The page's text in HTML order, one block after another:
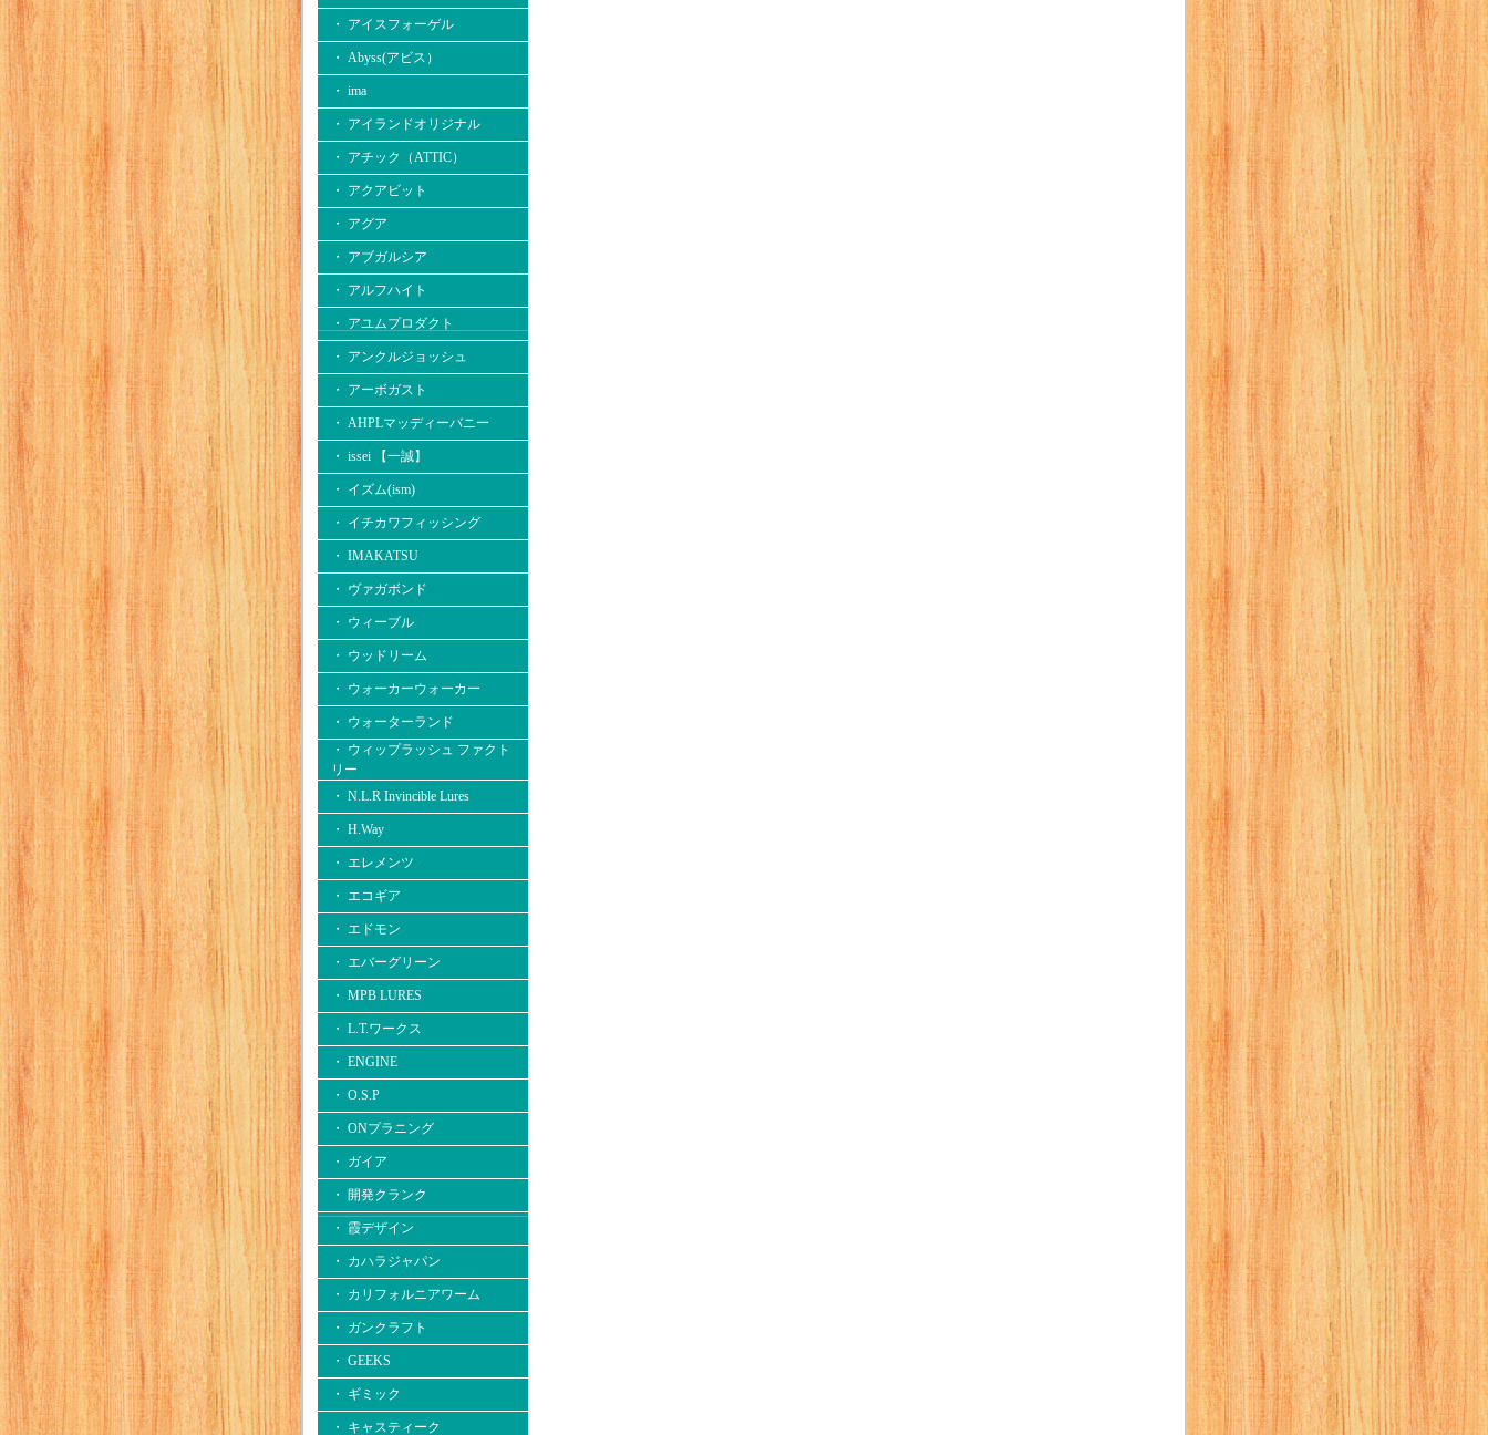
・ アイスフォーゲル
・ Abyss(アビス）
・ ima
・ アイランドオリジナル
・ アチック（ATTIC）
・ アクアビット
・ アグア
・ アブガルシア
・ アルフハイト
・ アユムプロダクト
・ アンクルジョッシュ
・ アーボガスト
・ AHPLマッディーバニー
・ issei 【一誠】
・ イズム(ism)
・ イチカワフィッシング
・ IMAKATSU
・ ヴァガボンド
・ ウィーブル
・ ウッドリーム
・ ウォーカーウォーカー
・ ウォーターランド
・ ウィップラッシュ ファクト
リー
・ N.L.R Invincible Lures
・ H.Way
・ エレメンツ
・ エコギア
・ エドモン
・ エバーグリーン
・ MPB LURES
・ L.T.ワークス
・ ENGINE
・ O.S.P
・ ONプラニング
・ ガイア
・ 開発クランク
・ 霞デザイン
・ カハラジャパン
・ カリフォルニアワーム
・ ガンクラフト
・ GEEKS
・ ギミック
・ キャスティーク